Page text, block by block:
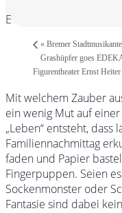
« Bremer
Grashüpfer goes
Figurentheater Ernst
Mit welchem Zauber
ein wenig Mut auf
„Leben“ entsteht, dass
Familiennachmittag
faden und Papier
Fingerpuppen. Seien
Sockenmonster oder
Fantasie sind dabei